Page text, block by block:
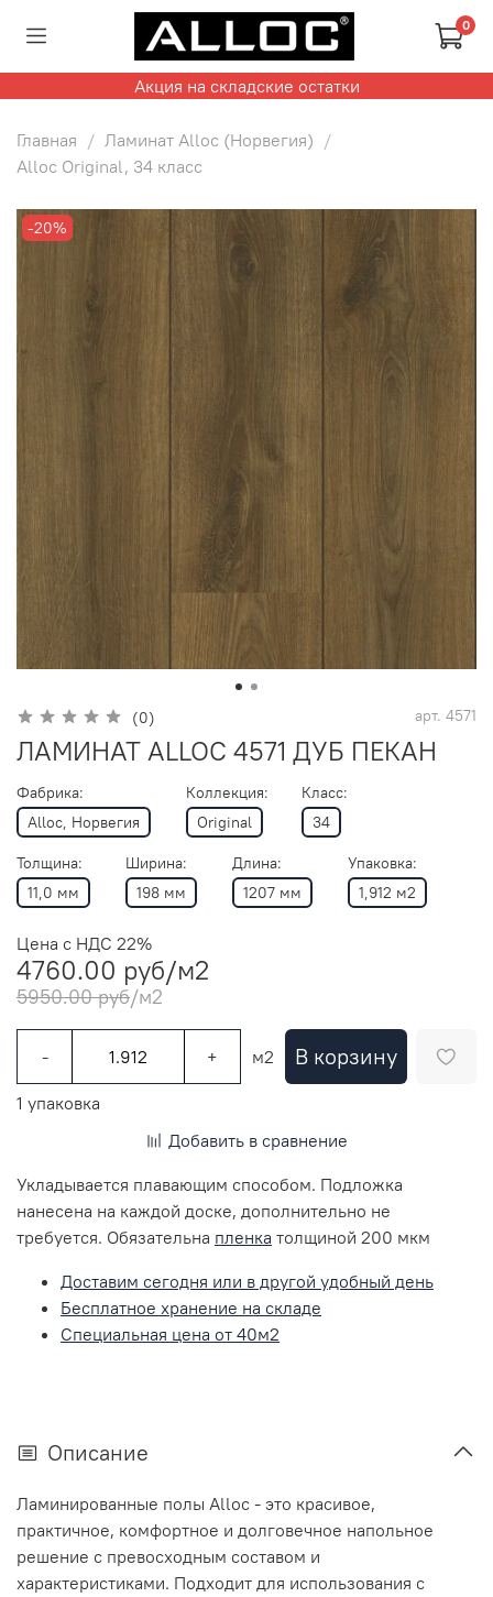
0
Акция на складские остатки
Главная
Ламинат Alloc (Норвегия)
Alloc Original, 34 класс
-20%
(0) арт. 4571
ЛАМИНАТ ALLOC 4571 ДУБ ПЕКАН
Фабрика:
Alloc, Норвегия
Коллекция:
Original
Класс:
34
Толщина:
11,0 мм
Ширина:
198 мм
Длина:
1207 мм
Упаковка:
1,912 м2
Цена с НДС 22%
4760.00 руб/м2
5950.00 руб/м2
- + м2 В корзину
1 упаковка
Добавить в сравнение
Укладывается плавающим способом. Подложка
нанесена на каждой доске, дополнительно не
требуется. Обязательна пленка толщиной 200 мкм
Доставим сегодня или в другой удобный день
Бесплатное хранение на складе
Специальная цена от 40м2
Описание
Ламинированные полы Alloc - это красивое,
практичное, комфортное и долговечное напольное
решение с превосходным составом и
характеристиками. Подходит для использования с